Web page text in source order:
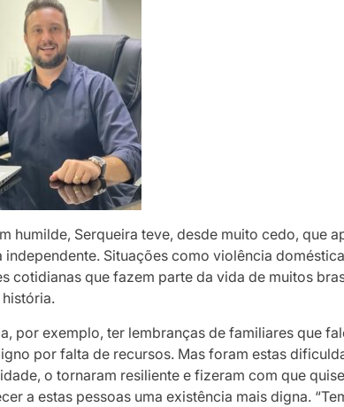
humilde, Serqueira teve, desde muito cedo, que
independente. Situações como violência
cotidianas que fazem parte da vida de muitos
por exemplo, ter lembranças de familiares que
por falta de recursos. Mas foram estas
o tornaram resiliente e fizeram com que
a estas pessoas uma existência mais digna.